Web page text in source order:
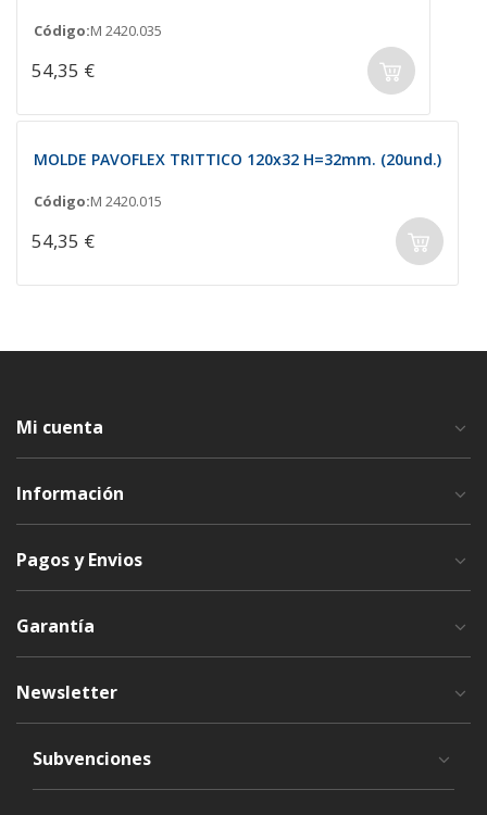
Código:M 2420.035
54,35 €
MOLDE PAVOFLEX TRITTICO 120x32 H=32mm. (20und.)
Código:M 2420.015
54,35 €
Mi cuenta
Información
Pagos y Envios
Garantía
Newsletter
Subvenciones